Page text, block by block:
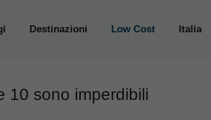
Destinazioni Low Cost Italia
10 sono imperdibili